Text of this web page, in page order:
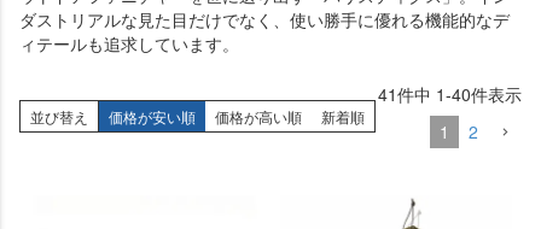
ダストリアルな見た目だけでなく、使い勝手に優れる機能的なデ
ィテールも追求しています。
並び替え 価格が安い順 価格が高い順 新着順
41件中 1-40件表示
1
2